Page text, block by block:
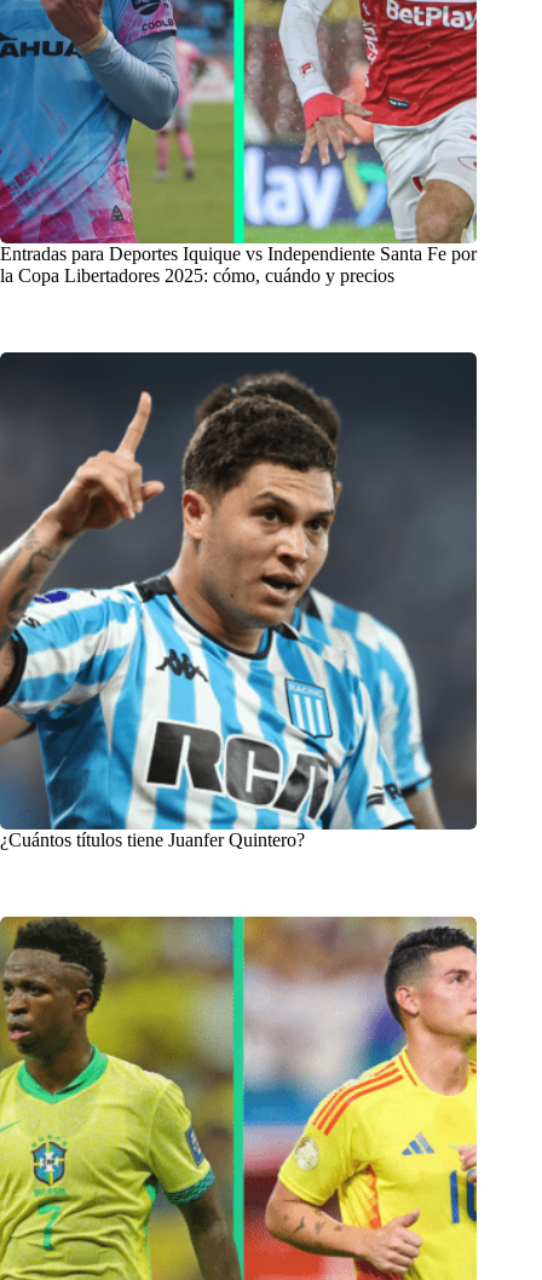
Entradas para Deportes Iquique vs Independiente Santa Fe por
la Copa Libertadores 2025: cómo, cuándo y precios
¿Cuántos títulos tiene Juanfer Quintero?